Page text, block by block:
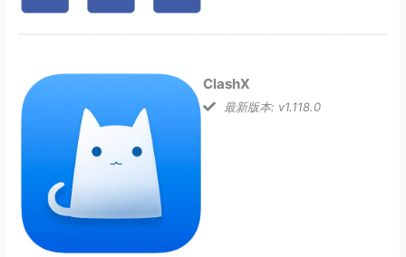
ClashX
最新版本: v1.118.0